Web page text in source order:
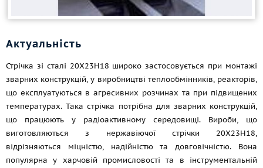
Актуальність
Стрічка зі сталі 20Х23Н18 широко застосовується при монтажі
зварних конструкцій, у виробництві теплообмінників, реакторів,
що експлуатуються в агресивних розчинах та при підвищених
температурах. Така стрічка потрібна для зварних конструкцій,
що працюють у радіоактивному середовищі. Вироби, що
виготовляються з нержавіючої стрічки 20Х23Н18,
відрізняються міцністю, надійністю та довговічністю. Вона
популярна у харчовій промисловості та в інструментальній